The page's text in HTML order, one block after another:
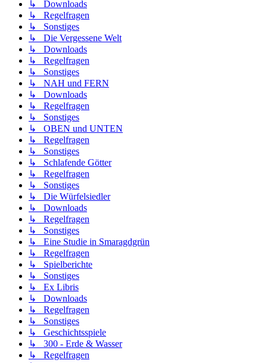
↳ Downloads
↳ Regelfragen
↳ Sonstiges
↳ Die Vergessene Welt
↳ Downloads
↳ Regelfragen
↳ Sonstiges
↳ NAH und FERN
↳ Downloads
↳ Regelfragen
↳ Sonstiges
↳ OBEN und UNTEN
↳ Regelfragen
↳ Sonstiges
↳ Schlafende Götter
↳ Regelfragen
↳ Sonstiges
↳ Die Würfelsiedler
↳ Downloads
↳ Regelfragen
↳ Sonstiges
↳ Eine Studie in Smaragdgrün
↳ Regelfragen
↳ Spielberichte
↳ Sonstiges
↳ Ex Libris
↳ Downloads
↳ Regelfragen
↳ Sonstiges
↳ Geschichtsspiele
↳ 300 - Erde & Wasser
↳ Regelfragen